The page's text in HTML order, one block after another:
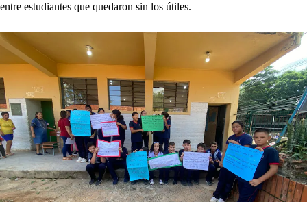
entre estudiantes que quedaron sin los útiles.